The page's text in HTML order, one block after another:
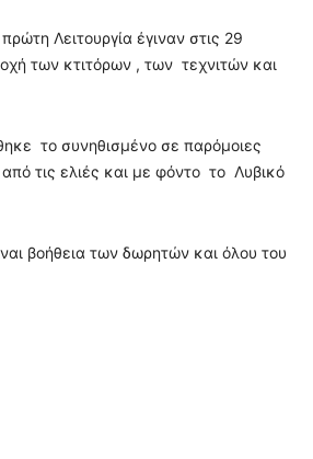
Λειτουργία έγιναν στις 29
των κτιτόρων , των τεχνιτών και
το συνηθισμένο σε παρόμοιες
τις ελιές και με φόντο το Λυβικό
βοήθεια των δωρητών και όλου του